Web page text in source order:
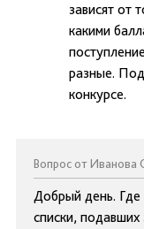
зависят от
какими
разные.
конкурсе.
Вопрос от Иванова
Добрый день.
списки, подавших